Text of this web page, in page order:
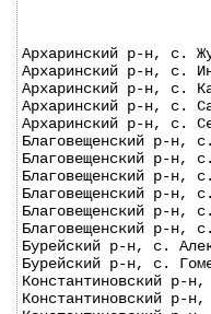
Архаринский р-н,
Архаринский р-н,
Архаринский р-н,
Архаринский р-н,
Архаринский р-н,
Благовещенский р-н,
Благовещенский
Благовещенский
Благовещенский
Благовещенский р-
Благовещенский
Бурейский р-н, с.
Бурейский р-н, с.
Константиновский
Константиновский